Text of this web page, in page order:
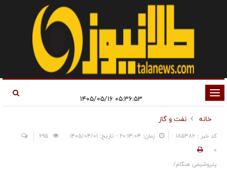
تغییر
وضعیت
ناوبری
خانه
نفت و گاز
کد خبر : 185386 زمان: ۲۰:۱۳:۰۴ - تاریخ: ۱۴۰۵/۰۴/۰۱
0
پتروشیمی هنگام/